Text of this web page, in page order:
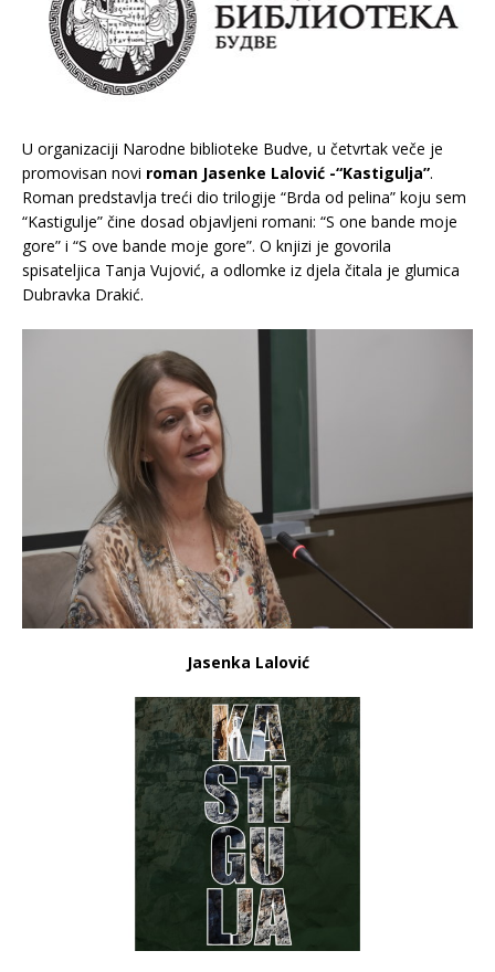
U organizaciji Narodne biblioteke Budve, u četvrtak veče je
promovisan novi roman Jasenke Lalović -“Kastigulja”.
Roman predstavlja treći dio trilogije “Brda od pelina” koju sem
“Kastigulje” čine dosad objavljeni romani: “S one bande moje
gore” i “S ove bande moje gore”. O knjizi je govorila
spisateljica Tanja Vujović, a odlomke iz djela čitala je glumica
Dubravka Drakić.
Jasenka Lalović